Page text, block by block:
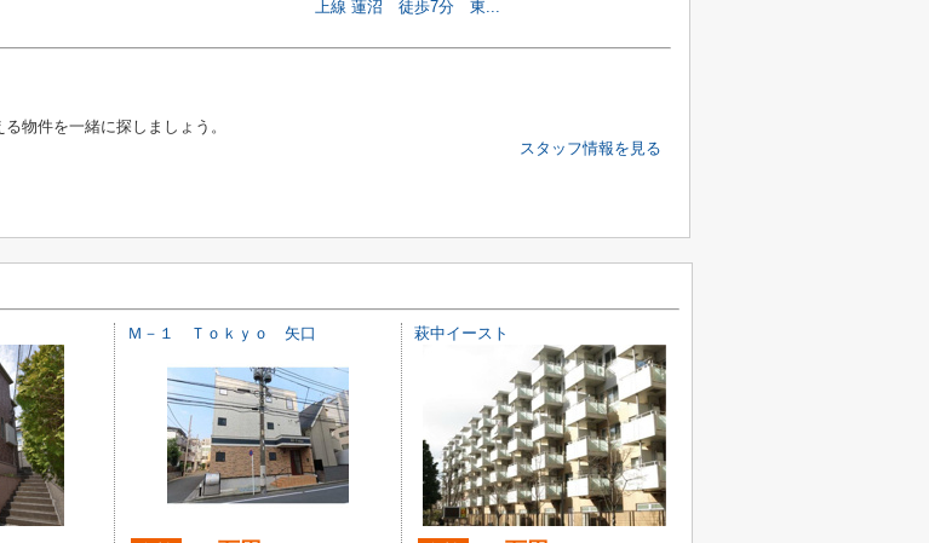
上線 蓮沼 徒歩7分 東...
物件を一緒に探しましょう。
スタッフ情報を見る
Ｍ－１ Ｔｏｋｙｏ 矢口 萩中イースト